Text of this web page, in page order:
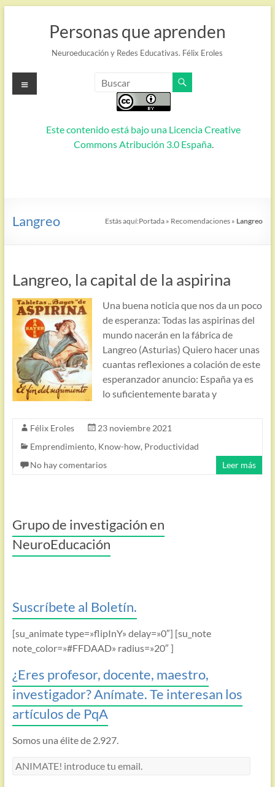
Personas que aprenden
Neuroeducación y Redes Educativas. Félix Eroles
Este contenido está bajo una Licencia Creative
Commons Atribución 3.0 España.
Menú
Langreo Estás aquí:Portada » Recomendaciones » Langreo
Langreo, la capital de la aspirina
Una buena noticia que nos da un poco
de esperanza: Todas las aspirinas del
mundo nacerán en la fábrica de
Langreo (Asturias) Quiero hacer unas
cuantas reflexiones a colación de este
esperanzador anuncio: España ya es
lo suficientemente barata y
Félix Eroles
23 noviembre 2021
Emprendimiento, Know-how, Productividad
No hay comentarios
Leer más
Grupo de investigación en
NeuroEducación
Suscríbete al Boletín.
[su_animate type=»flipInY» delay=»0″] [su_note
note_color=»#FFDAAD» radius=»20″ ]
¿Eres profesor, docente, maestro,
investigador? Anímate. Te interesan los
artículos de PqA
Somos una élite de 2.927.
ANIMATE!